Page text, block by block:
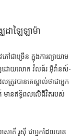
ដាឡៃឡាម៉ា
ាច្រើន ក្នុងការព្យាយាម
ធដោយលោក វ៉លធ័រ អ៊ីវ៉ានស៍-
រូវបានគេស្គាល់ថាជាអ្នក
មានឥទ្ធិពលលើជីវិតរបស់
សាគី រូស៊ី ជាអ្នកដែលបាន